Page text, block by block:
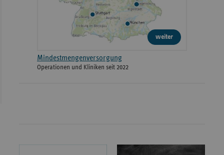
weiter
Mindestmengenversorgung
Operationen und Kliniken seit 2022